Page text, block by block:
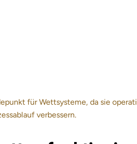
für Wettsysteme, da sie
verbessern.